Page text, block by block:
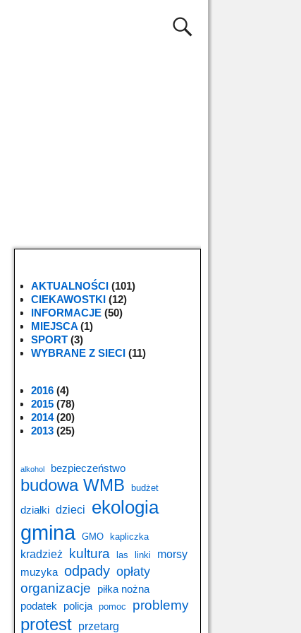
AKTUALNOŚCI (101)
CIEKAWOSTKI (12)
INFORMACJE (50)
MIEJSCA (1)
SPORT (3)
WYBRANE Z SIECI (11)
2016 (4)
2015 (78)
2014(20)
2013 (25)
alkohol bezpieczeństwo
budowa WMB budżet
działki dzieci ekologia
gmina GMO kapliczka
kradzież kultura las linki morsy
muzyka odpady opłaty
organizacje
piłka nożna
podatek
policja pomoc problemy
protest przetarg